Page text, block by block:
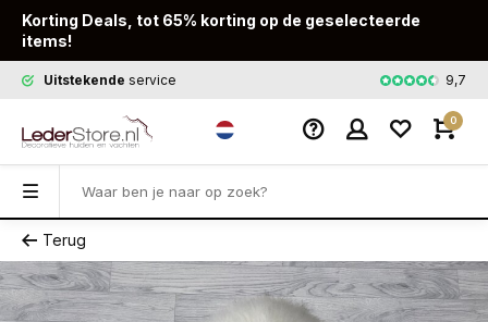
Korting Deals, tot 65% korting op de geselecteerde
items!
Uitstekende service Snelle9,7
0
Terug